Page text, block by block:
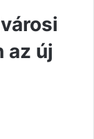
az új